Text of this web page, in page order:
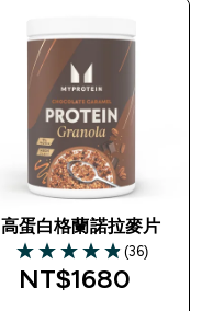
高蛋白格蘭諾拉麥片
4.89 out of 5 stars
(36)
NT$1680‎